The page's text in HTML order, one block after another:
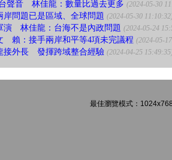
聲音 林佳龍：數量比過去更多 (2024-05-30
岸問題已是區域、全球問題 (2024-05-30
演 林佳龍：台海不是內政問題 (2024-05-24
賴：接手兩岸和平等4項未完議程 (2024-05-
接外長 發揮跨域整合經驗 (2024-04-25
最佳瀏覽模式：